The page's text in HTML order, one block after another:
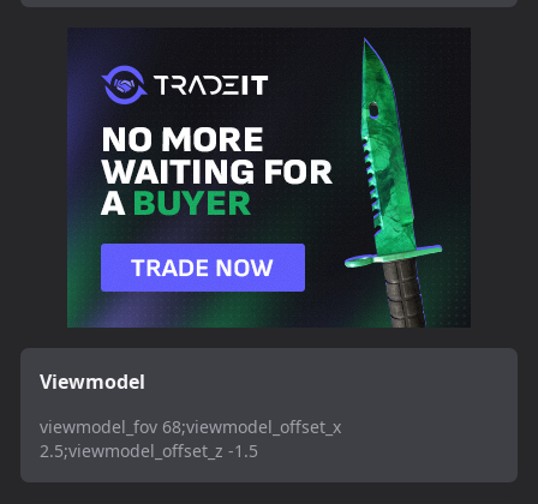
Viewmodel
viewmodel_fov 68;viewmodel_offset_x
2.5;viewmodel_offset_z -1.5